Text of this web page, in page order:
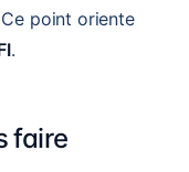
point oriente
.
faire